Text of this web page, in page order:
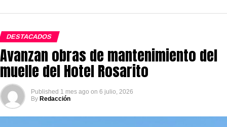
DESTACADOS
Avanzan obras de mantenimiento del
muelle del Hotel Rosarito
Published 1 mes ago on 6 julio, 2026
By Redacción